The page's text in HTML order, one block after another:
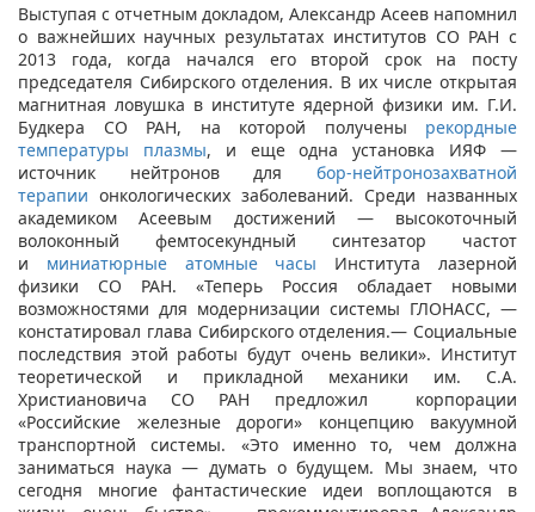
Выступая с отчетным докладом, Александр Асеев напомнил
о важнейших научных результатах институтов СО РАН с
2013 года, когда начался его второй срок на посту
председателя Сибирского отделения. В их числе открытая
магнитная ловушка в институте ядерной физики им. Г.И.
Будкера СО РАН, на которой получены рекордные
температуры плазмы, и еще одна установка ИЯФ —
источник нейтронов для бор-нейтронозахватной
терапии онкологических заболеваний. Среди названных
академиком Асеевым достижений ― высокоточный
волоконный фемтосекундный синтезатор частот
и миниатюрные атомные часы Института лазерной
физики СО РАН. «Теперь Россия обладает новыми
возможностями для модернизации системы ГЛОНАСС, ―
констатировал глава Сибирского отделения.― Социальные
последствия этой работы будут очень велики». Институт
теоретической и прикладной механики им. С.А.
Христиановича СО РАН предложил корпорации
«Российские железные дороги» концепцию вакуумной
транспортной системы. «Это именно то, чем должна
заниматься наука ― думать о будущем. Мы знаем, что
сегодня многие фантастические идеи воплощаются в